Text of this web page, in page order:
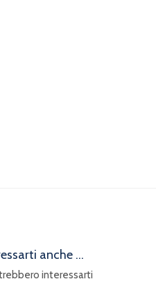
anche ...
interessarti